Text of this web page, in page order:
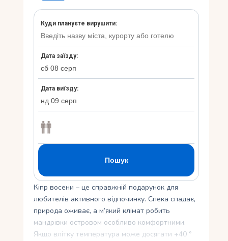
Кіпр восени – це справжній подарунок для
любителів активного відпочинку. Спека спадає,
природа оживає, а м’який клімат робить
мандрівки островом особливо комфортними.
Якщо влітку температура може досягати +40 °